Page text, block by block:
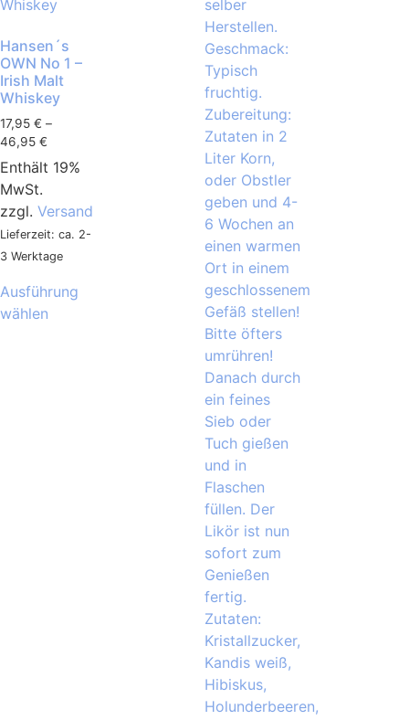
Hansen´s
OWN No 1 –
Irish Malt
Whiskey
17,95 € –
46,95 €
Enthält 19%
MwSt.
zzgl. Versand
Lieferzeit: ca. 2-
3 Werktage
Ausführung
wählen